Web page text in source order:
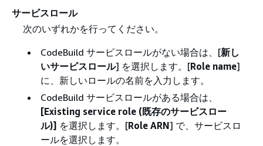
サービスロール
次のいずれかを行ってください。
CodeBuild サービスロールがない場合は、[新し
いサービスロール] を選択します。[Role name]
に、新しいロールの名前を入力します。
CodeBuild サービスロールがある場合は、
[Existing service role (既存のサービスロー
ル)] を選択します。[Role ARN] で、サービスロ
ールを選択します。